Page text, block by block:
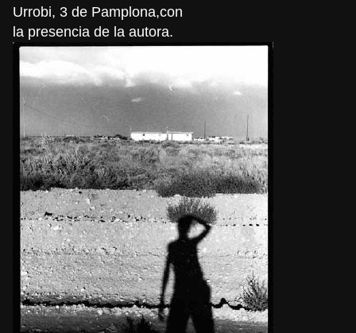
Urrobi, 3 de Pamplona,con
la presencia de la autora.